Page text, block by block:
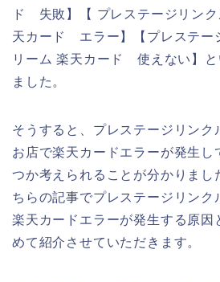
ド 失敗】【 プレステージリン
天カード エラー】【プレステー
リーム 楽天カード 使えない】と
ました。
そうすると、プレステージリンク
お店で楽天カードエラーが発生し
つか考えられることが分かりまし
ちらの記事でプレステージリンク
楽天カードエラーが発生する原因
めて紹介させていただきます。